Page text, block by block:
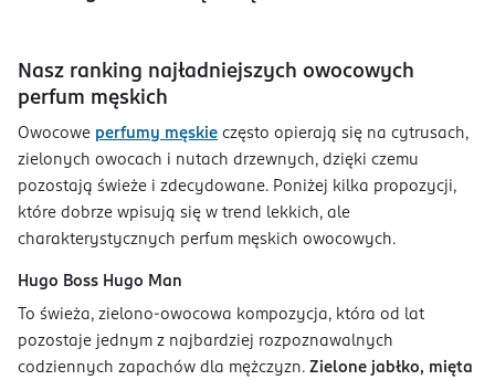
Nasz ranking najładniejszych owocowych
perfum męskich
Owocowe perfumy męskie często opierają się na cytrusach,
zielonych owocach i nutach drzewnych, dzięki czemu
pozostają świeże i zdecydowane. Poniżej kilka propozycji,
które dobrze wpisują się w trend lekkich, ale
charakterystycznych perfum męskich owocowych.
Hugo Boss Hugo Man
To świeża, zielono-owocowa kompozycja, która od lat
pozostaje jednym z najbardziej rozpoznawalnych
codziennych zapachów dla mężczyzn. Zielone jabłko, mięta